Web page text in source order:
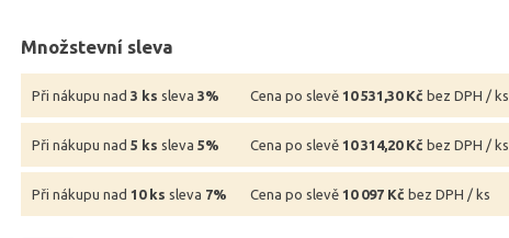
Množstevní sleva
Při nákupu nad 3 ks sleva 3% Cena po slevě 10 531,30 Kč bez DPH / ks
Při nákupu nad 5 ks sleva 5% Cena po slevě 10 314,20 Kč bez DPH / ks
Při nákupu nad 10 ks sleva 7% Cena po slevě 10 097 Kč bez DPH / ks